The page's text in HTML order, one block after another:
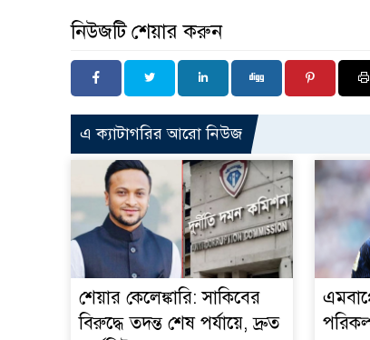
নিউজটি শেয়ার করুন
এ ক্যাটাগরির আরো নিউজ
শেয়ার কেলেঙ্কারি: সাকিবের
বিরুদ্ধে তদন্ত শেষ পর্যায়ে, দ্রুত